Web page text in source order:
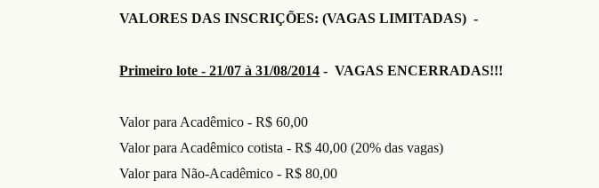
VALORES DAS INSCRIÇÕES: (VAGAS LIMITADAS) -
Primeiro lote - 21/07 à 31/08/2014 - VAGAS ENCERRADAS!!!
Valor para Acadêmico - R$ 60,00
Valor para Acadêmico cotista - R$ 40,00 (20% das vagas)
Valor para Não-Acadêmico - R$ 80,00